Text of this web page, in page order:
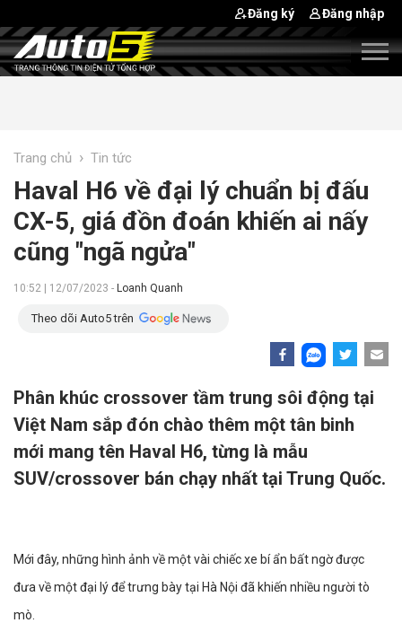
Đăng ký Đăng nhập
Trang chủ › Tin tức
Haval H6 về đại lý chuẩn bị đấu
CX-5, giá đồn đoán khiến ai nấy
cũng "ngã ngửa"
10:52 | 12/07/2023 - Loanh Quanh
Theo dõi Auto5 trên
Phân khúc crossover tầm trung sôi động tại
Việt Nam sắp đón chào thêm một tân binh
mới mang tên Haval H6, từng là mẫu
SUV/crossover bán chạy nhất tại Trung Quốc.
Mới đây, những hình ảnh về một vài chiếc xe bí ẩn bất ngờ được
đưa về một đại lý để trưng bày tại Hà Nội đã khiến nhiều người tò
mò.